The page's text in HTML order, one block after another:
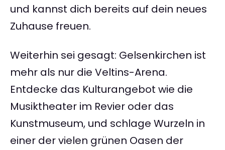
und kannst dich bereits auf dein neues
Zuhause freuen.
Weiterhin sei gesagt: Gelsenkirchen ist
mehr als nur die Veltins-Arena.
Entdecke das Kulturangebot wie die
Musiktheater im Revier oder das
Kunstmuseum, und schlage Wurzeln in
einer der vielen grünen Oasen der